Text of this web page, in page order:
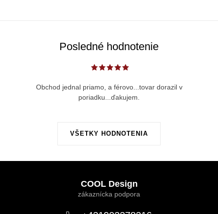
Posledné hodnotenie
VŠETKY HODNOTENIA
Obchod jednal priamo, a férovo...tovar dorazil v
poriadku...ďakujem.
COOL Design